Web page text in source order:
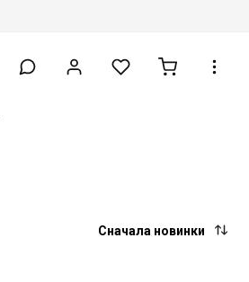
Сначала новинки